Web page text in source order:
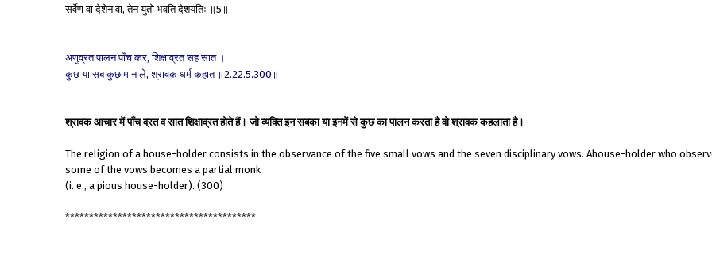
सर्वेणवादेशेनवा,तेनयुतोभवतिदेशयतिः ॥5 ॥
अणुव्रतपालनपाँचकर,शिक्षाव्रतसहसात ।
कुछयासबकुछमानले,श्रावकधर्मकहात ॥2.22.5.300 ॥
श्रावक आचार में पाँच व्रत व सात शिक्षाव्रत होते हैं। जो व्यक्ति इन सबका या इनमें से कुछ का पालन करता है वो श्रावक कहलाता है।
The religion of a house-holder consists in the observance of the five small vows and the seven disciplinary vows. Ahouse-holder who
some of the vows becomes a partial monk
(i. e., a pious house-holder). (300)
****************************************